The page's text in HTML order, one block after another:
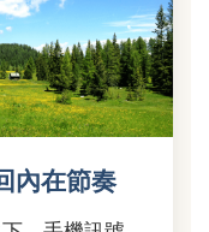
內在節奏